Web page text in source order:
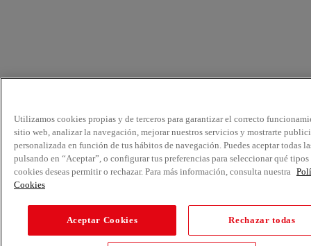
Utilizamos cookies propias y de terceros para garantizar el correcto
sitio web, analizar la navegación, mejorar nuestros servicios y mostrarte
personalizada en función de tus hábitos de navegación. Puedes aceptar todas
pulsando en “Aceptar”, o configurar tus preferencias para seleccionar qué tipos
cookies deseas permitir o rechazar. Para más información, consulta nuestra
Cookies
Aceptar Cookies Rechazar todas